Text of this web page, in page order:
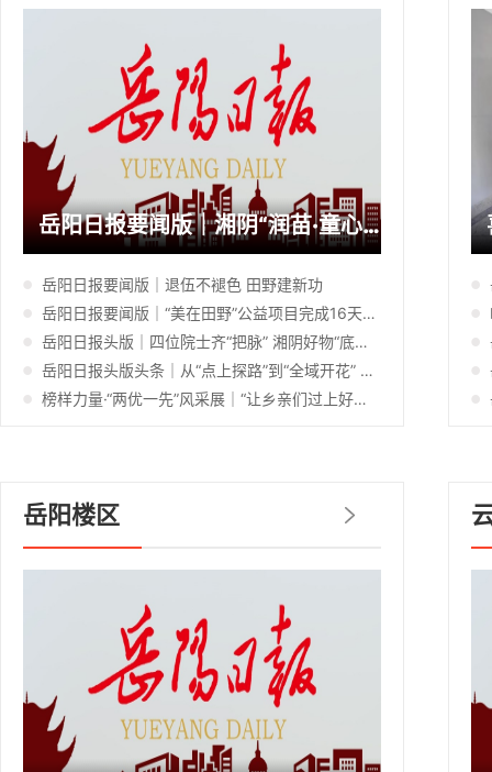
岳阳日报要闻版｜湘阴“润苗·童心成长营”破解乡村暑托难题
岳阳日报要闻版｜退伍不褪色 田野建新功
岳阳日报要闻版｜“美在田野”公益项目完成16天集中教学
岳阳日报头版｜四位院士齐“把脉” 湘阴好物“底气”足
岳阳日报头版头条｜从“点上探路”到“全域开花” 湘阴15个乡镇共同书写“暑托”民生答卷
榜样力量·“两优一先”风采展｜“让乡亲们过上好日子，就是我的初心”——记岳阳市优秀共产党员、湘阴县新泉镇西堤村党总支书记汤治国
岳阳楼区